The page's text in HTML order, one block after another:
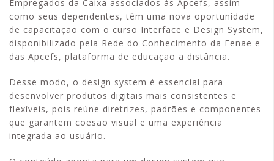
Empregados da Caixa associados às Apcefs, assim
como seus dependentes, têm uma nova oportunidade
de capacitação com o curso Interface e Design System,
disponibilizado pela Rede do Conhecimento da Fenae e
das Apcefs, plataforma de educação a distância.
Desse modo, o design system é essencial para
desenvolver produtos digitais mais consistentes e
flexíveis, pois reúne diretrizes, padrões e componentes
que garantem coesão visual e uma experiência
integrada ao usuário.